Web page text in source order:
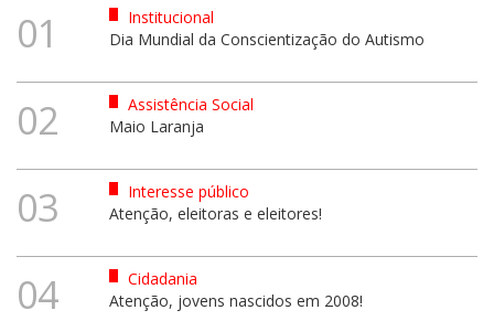
01
Institucional
Dia Mundial da Conscientização do Autismo
02
Assistência Social
Maio Laranja
03
Interesse público
Atenção, eleitoras e eleitores!
04
Cidadania
Atenção, jovens nascidos em 2008!